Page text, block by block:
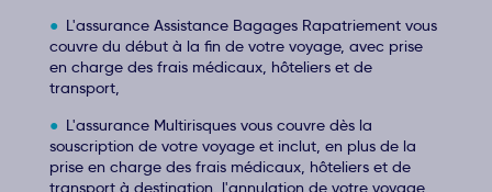
L'assurance Assistance Bagages Rapatriement vous
couvre du début à la fin de votre voyage, avec prise
en charge des frais médicaux, hôteliers et de
transport,
L'assurance Multirisques vous couvre dès la
souscription de votre voyage et inclut, en plus de la
prise en charge des frais médicaux, hôteliers et de
transport à destination, l'annulation de votre voyage